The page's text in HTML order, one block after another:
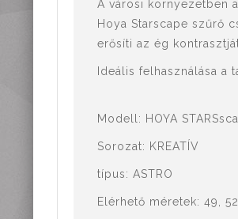
A városi környezetben
Hoya Starscape szűrő
erősíti az ég
Ideális felhasználása a
Modell: HOYA
Sorozat: KREATÍV
típus: ASTRO
Elérhető méretek: 49,